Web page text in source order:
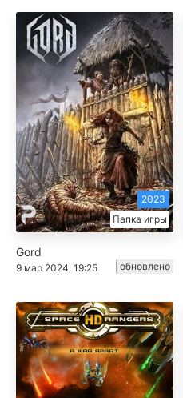
Папка игры
2023
Gord
9 мар 2024, 19:25 обновлено